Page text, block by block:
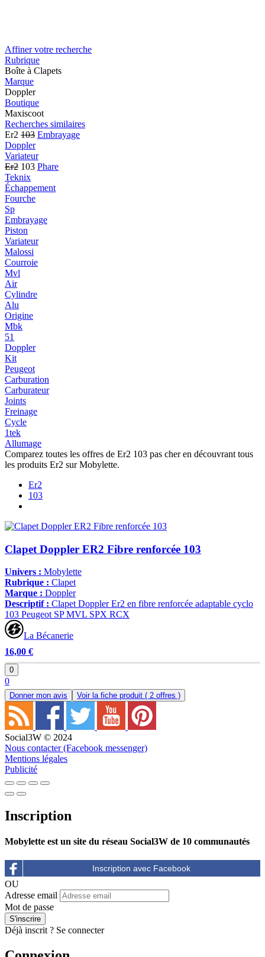
Affiner votre recherche
Rubrique
Boîte à Clapets
Marque
Doppler
Boutique
Maxiscoot
Recherches similaires
Er2 103 Embrayage
Doppler
Variateur
Er2 103 Phare
Teknix
Échappement
Fourche
Sp
Embrayage
Piston
Variateur
Malossi
Courroie
Mvl
Air
Cylindre
Alu
Origine
Mbk
51
Doppler
Kit
Peugeot
Carburation
Carburateur
Joints
Freinage
Cycle
1tek
Allumage
Comparez toutes les offres de Er2 103 pas cher en découvrant tous
les produits Er2 sur Mobylette.
Er2
103
Clapet Doppler ER2 Fibre renforcée 103
Univers : Mobylette
Rubrique : Clapet
Marque : Doppler
Descriptif : Clapet Doppler Er2 en fibre renforcée adaptable cyclo
103 Peugeot SP MVL SPX RCX
La Bécanerie
16,00 €
0
0
Donner mon avis Voir la fiche produit ( 2 offres )
Social3W © 2024
Nous contacter (Facebook messenger)
Mentions légales
Publicité
Inscription
Mobylette est un site du réseau Social3W de 10 communautés
OU
Adresse email
Mot de passe
Déjà inscrit ? Se connecter